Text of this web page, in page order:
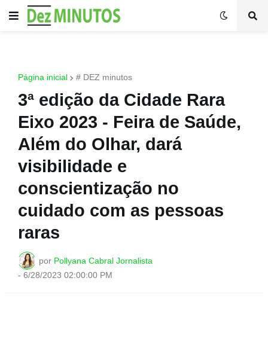
Página inicial # DEZ minutos
3ª edição da Cidade Rara
Eixo 2023 - Feira de Saúde,
Além do Olhar, dará
visibilidade e
conscientização no
cuidado com as pessoas
raras
por Pollyana Cabral Jornalista
- 6/28/2023 02:00:00 PM